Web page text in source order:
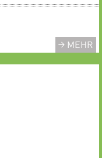
MEHR